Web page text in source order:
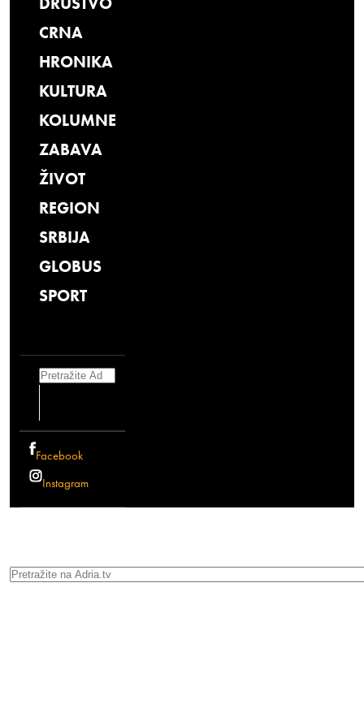
CRNA
HRONIKA
KULTURA
KOLUMNE
ZABAVA
ŽIVOT
REGION
SRBIJA
GLOBUS
SPORT
Search
Facebook
Instagram
Search